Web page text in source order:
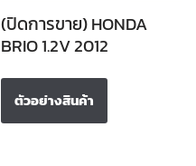
(ปิดการขาย) HONDA
BRIO 1.2V 2012
ตัวอย่างสินค้า